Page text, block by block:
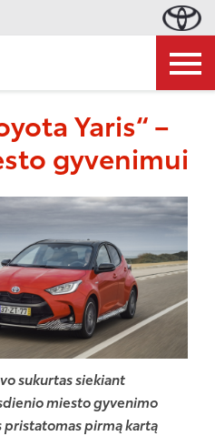
Yaris“ –
gyvenimui
sukurtas siekiant
miesto gyvenimo
pristatomas pirmą kartą